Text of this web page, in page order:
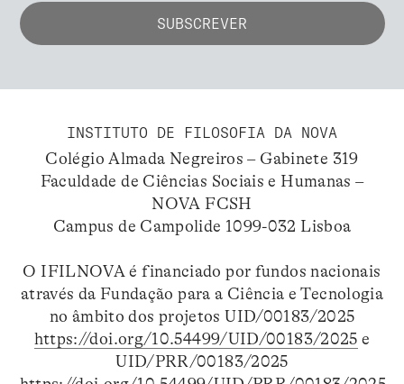
INSTITUTO DE FILOSOFIA DA NOVA
Colégio Almada Negreiros – Gabinete 319
Faculdade de Ciências Sociais e Humanas –
NOVA FCSH
Campus de Campolide 1099-032 Lisboa
O IFILNOVA é financiado por fundos nacionais
através da Fundação para a Ciência e Tecnologia
no âmbito dos projetos UID/00183/2025
https://doi.org/10.54499/UID/00183/2025 e
UID/PRR/00183/2025